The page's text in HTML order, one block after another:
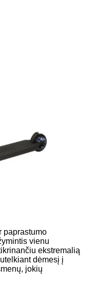
paprastumo
vienu
ekstremalią
dėmesį į
jokių